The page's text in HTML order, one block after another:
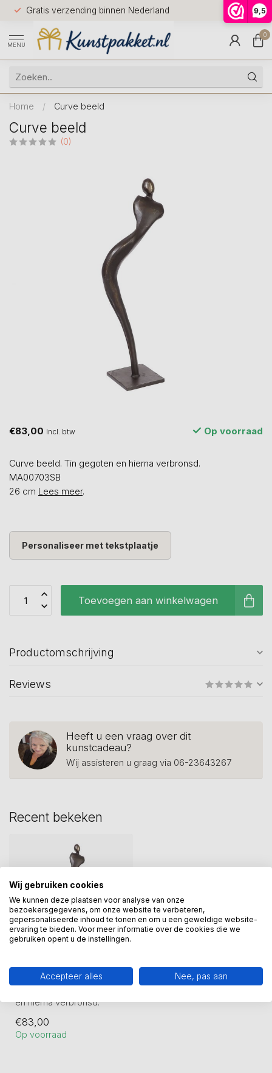
9,5
Gratis verzending binnen Nederland
Voor
huis
9.5
MENU
0
Home / Curve beeld
Curve beeld
(0)
€83,00 Incl. btw Op voorraad
Curve beeld. Tin gegoten en hierna verbronsd.
MA00703SB
26 cm Lees meer.
Personaliseer met tekstplaatje
Toevoegen aan winkelwagen
Productomschrijving
Reviews
Heeft u een vraag over dit
kunstcadeau?
Wij assisteren u graag via 06-23643267
Recent bekeken
Beeld Curve
en hierna verbronsd.
26 cm
€83,00
Op voorraad
Wij gebruiken cookies
We kunnen deze plaatsen voor analyse van onze
bezoekersgegevens, om onze website te verbeteren,
gepersonaliseerde inhoud te tonen en om u een geweldige website-
ervaring te bieden. Voor meer informatie over de cookies die we
gebruiken opent u de instellingen.
Accepteer alles Nee, pas aan